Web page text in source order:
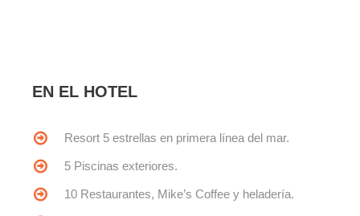
EN EL HOTEL
Resort 5 estrellas en primera línea del mar.
5 Piscinas exteriores.
10 Restaurantes, Mike’s Coffee y heladería.